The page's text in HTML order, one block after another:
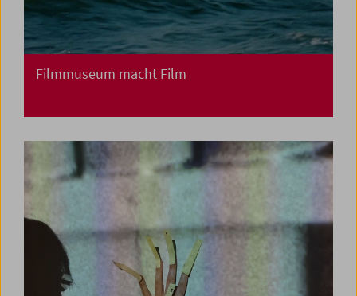
Filmmuseum macht Film